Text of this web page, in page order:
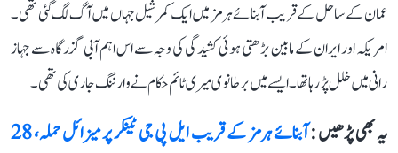
عمان کے ساحل کے قریب آبنائے ہرمز میں ایک کمرشیل جہاں میں آگ لگ گئی تھی۔
امریکہ اور ایران کے مابین بڑھتی ہوئی کشیدگی کی وجہ سے اس اہم آبی گزرگاہ سے جہاز
رانی میں خلل پڑ رہا تھا۔ ایسے میں برطانوی میری ٹائم حکام نے وارننگ جاری کی تھی۔
یہ بھی پڑھیں :
آبنائے ہرمز کے قریب ایل پی جی ٹینکر پر میزائل حملہ، 28